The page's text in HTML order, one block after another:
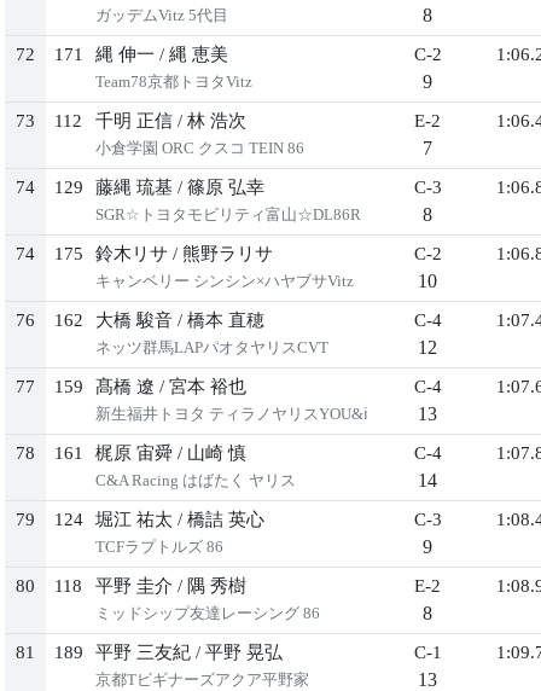
ガッデムVitz 5代目 8
72 171 縄 伸一 / 縄 恵美
Team78京都トヨタVitz
C-2
9
73 112 千明 正信 / 林 浩次
小倉学園 ORC クスコ TEIN 86
E-2
7
74 129 藤縄 琉基 / 篠原 弘幸
SGR☆トヨタモビリティ富山☆DL86R
C-3
8
74 175 鈴木リサ / 熊野ラリサ
キャンベリー シンシン×ハヤブサVitz
C-2
10
76 162 大橋 駿音 / 橋本 直穂
ネッツ群馬LAPパオタヤリスCVT
C-4
12
77 159 髙橋 遼 / 宮本 裕也
新生福井トヨタ ティラノヤリスYOU&ⅰ
C-4
13
78 161 梶原 宙舜 / 山崎 慎
C&A Racing はばたく ヤリス
C-4
14
79 124 堀江 祐太 / 橋詰 英心
TCFラプトルズ 86
C-3
9
80 118 平野 圭介 / 隅 秀樹
ミッドシップ友達レーシング 86
E-2
8
81 189 平野 三友紀 / 平野 晃弘
京都Tビギナーズアクア平野家
C-1
13